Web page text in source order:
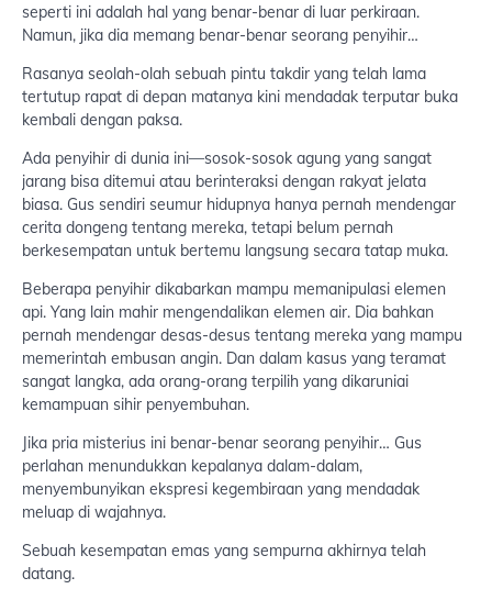
seperti ini adalah hal yang benar-benar di luar perkiraan.
Namun, jika dia memang benar-benar seorang penyihir…
Rasanya seolah-olah sebuah pintu takdir yang telah lama
tertutup rapat di depan matanya kini mendadak terputar buka
kembali dengan paksa.
Ada penyihir di dunia ini—sosok-sosok agung yang sangat
jarang bisa ditemui atau berinteraksi dengan rakyat jelata
biasa. Gus sendiri seumur hidupnya hanya pernah mendengar
cerita dongeng tentang mereka, tetapi belum pernah
berkesempatan untuk bertemu langsung secara tatap muka.
Beberapa penyihir dikabarkan mampu memanipulasi elemen
api. Yang lain mahir mengendalikan elemen air. Dia bahkan
pernah mendengar desas-desus tentang mereka yang mampu
memerintah embusan angin. Dan dalam kasus yang teramat
sangat langka, ada orang-orang terpilih yang dikaruniai
kemampuan sihir penyembuhan.
Jika pria misterius ini benar-benar seorang penyihir… Gus
perlahan menundukkan kepalanya dalam-dalam,
menyembunyikan ekspresi kegembiraan yang mendadak
meluap di wajahnya.
Sebuah kesempatan emas yang sempurna akhirnya telah
datang.